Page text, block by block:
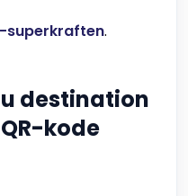
superkraften.
destination
kode